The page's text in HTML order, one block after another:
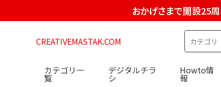
おかげさまで開設25
CREATIVEMASTAK.COM
カテゴリ一
覧
デジタルチラ
シ
Howto情
報